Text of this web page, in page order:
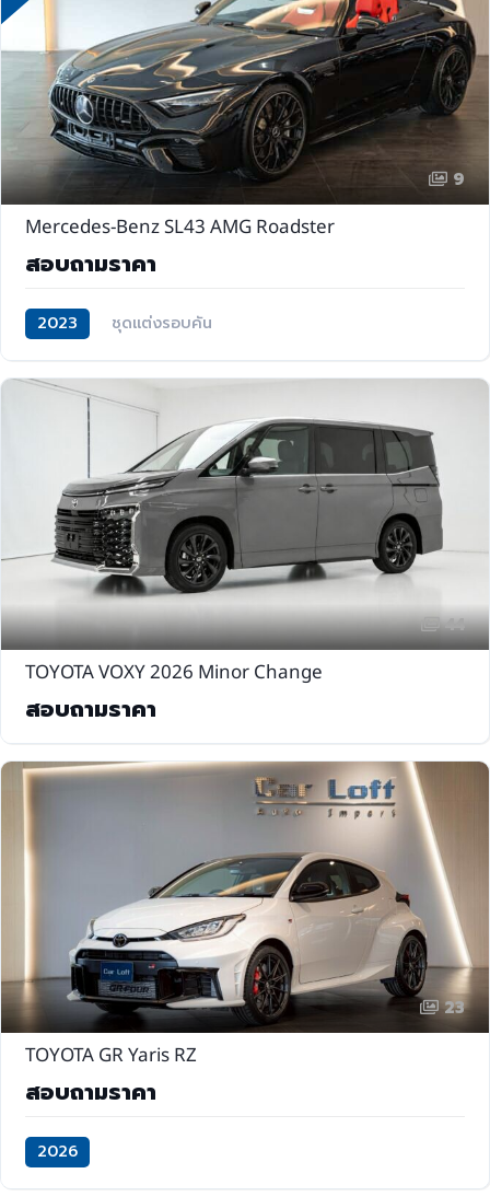
9
Mercedes-Benz SL43 AMG Roadster
สอบถามราคา
2023 ชุดแต่งรอบคัน
44
TOYOTA VOXY 2026 Minor Change
สอบถามราคา
23
TOYOTA GR Yaris RZ
สอบถามราคา
2026